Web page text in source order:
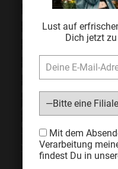
Lust auf
Dich jetzt
Bitte lasse dieses
Mit dem
Verarbeitung
findest Du in
Expansion
Impressum
Datenschutz
Jugendschutz